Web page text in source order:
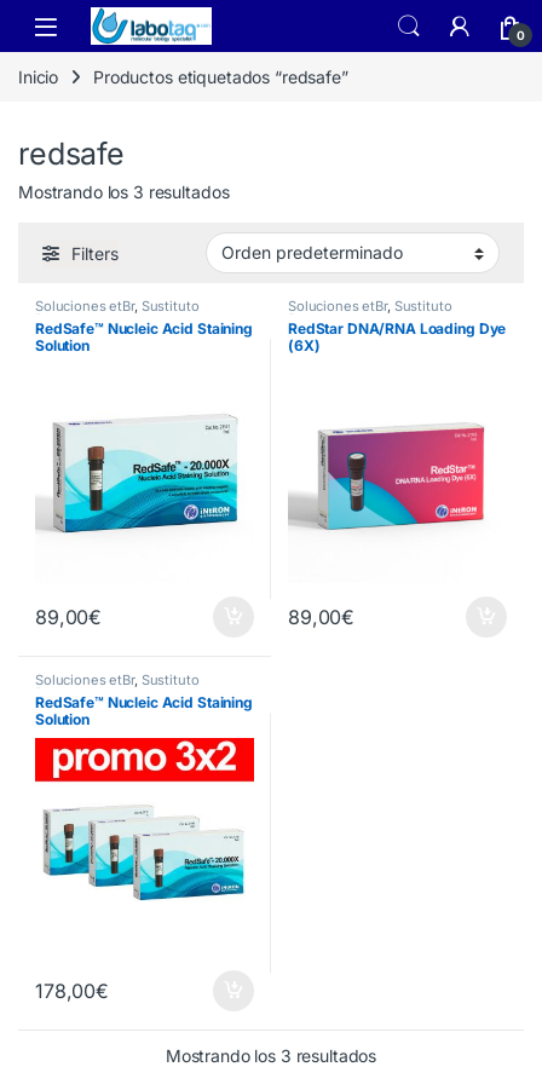
Skip to navigation
Skip to content
0
Inicio Productos etiquetados “redsafe”
redsafe
Mostrando los 3 resultados
Filters
Soluciones etBr, Sustituto
Bromuro
RedSafe™ Nucleic Acid Staining
Solution
89,00€
Soluciones etBr, Sustituto
Bromuro
RedStar DNA/RNA Loading Dye
(6X)
89,00€
Soluciones etBr, Sustituto
Bromuro
RedSafe™ Nucleic Acid Staining
Solution
178,00€
Mostrando los 3 resultados